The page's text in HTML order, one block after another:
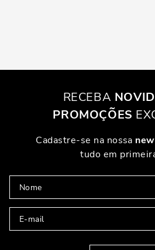
RECEBA
PROMOÇÕES
Cadastre-se na nossa
tudo em